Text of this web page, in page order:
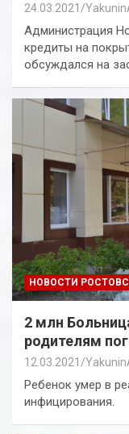
24.03.2021
Администрация
кредиты на
обсуждался на
НОВОСТИ
2 млн
родителям
12.03.2021
Ребенок умер в
инфицирования.